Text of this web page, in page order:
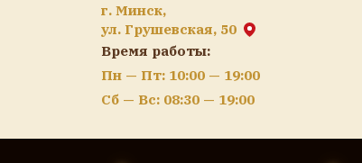
г. Минск,
ул. Грушевская, 50
Время работы:
Пн — Пт: 10:00 — 19:00
Сб — Вс: 08:30 — 19:00